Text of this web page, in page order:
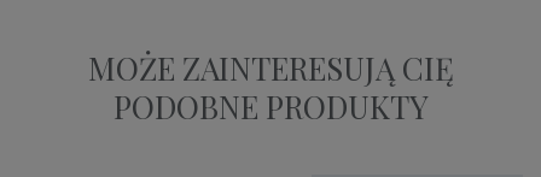
MOŻE ZAINTERESUJĄ CIĘ
PODOBNE PRODUKTY